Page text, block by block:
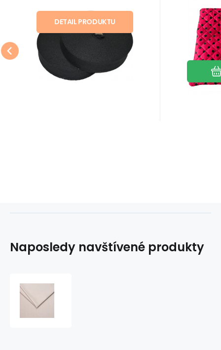
Lemovací proužek
PES 15 mm barva
černá
100%
36Kč
DETAIL PRODUKTU
Lemovací proužek PES 15
mm barva černá
Naposledy navštívené produkty